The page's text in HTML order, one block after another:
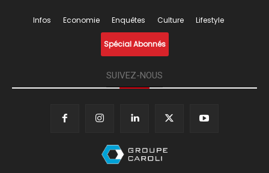
Infos Economie Enquêtes Culture Lifestyle
Spécial Abonnés
SUIVEZ-NOUS